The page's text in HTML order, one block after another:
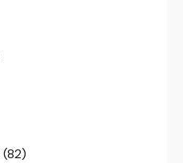
(82)